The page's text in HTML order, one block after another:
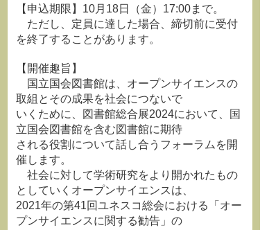
【申込期限】10月18日（金）17:00まで。
ただし、定員に達した場合、締切前に受付
を終了することがあります。
【開催趣旨】
国立国会図書館は、オープンサイエンスの
取組とその成果を社会につないで
いくために、図書館総合展2024において、国
立国会図書館を含む図書館に期待
される役割について話し合うフォーラムを開
催します。
社会に対して学術研究をより開かれたもの
としていくオープンサイエンスは、
2021年の第41回ユネスコ総会における「オー
プンサイエンスに関する勧告」の